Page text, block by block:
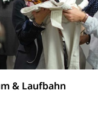
& Laufbahn
Transportmittel,